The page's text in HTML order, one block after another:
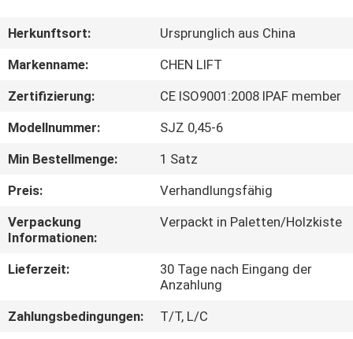
ÜBER
UNS
WERKSBESICHTIGUNG
QUALITÄTSKONTROLLE
KONTAKT
MIT
UNS
NEUIGKEITEN
Herkunftsort:
Ursprunglich aus China
Markenname:
CHEN LIFT
Zertifizierung:
CE ISO9001:2008 IPAF member
Modellnummer:
SJZ 0,45-6
Min Bestellmenge:
1 Satz
Preis:
Verhandlungsfähig
Verpackung
Informationen:
Verpackt in Paletten/Holzkiste
Lieferzeit:
30 Tage nach Eingang der
Anzahlung
Zahlungsbedingungen:
T/T, L/C